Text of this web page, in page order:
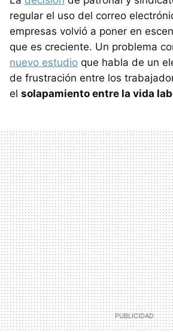
regular el uso del correo
empresas volvió a poner en
que es creciente. Un problema
nuevo estudio que habla de un
de frustración entre los
el solapamiento entre la vida